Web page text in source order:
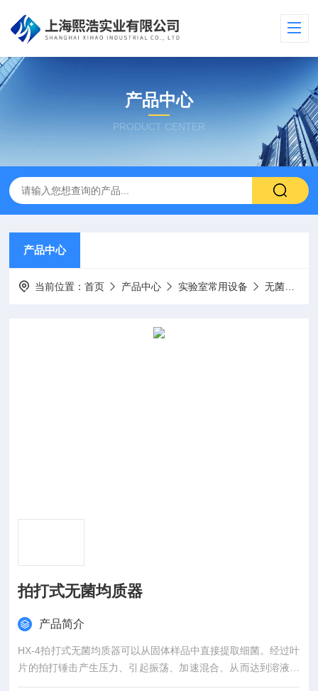
产品中心
PRODUCT CENTER
产品中心
当前位置：首页 产品中心 实验室常用设备 无菌均质器
拍打式无菌均质器
产品简介
HX-4拍打式无菌均质器可以从固体样品中直接提取细菌。经过叶
片的拍打锤击产生压力、引起振荡、加速混合、从而达到溶液中
微生物成分处于均匀分布状态，即可完成样品的处理。均质后样